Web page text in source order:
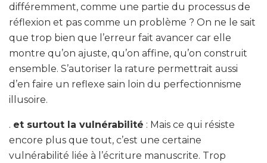
différemment, comme une partie du processus de
réflexion et pas comme un problème ? On ne le sait
que trop bien que l’erreur fait avancer car elle
montre qu’on ajuste, qu’on affine, qu’on construit
ensemble. S’autoriser la rature permettrait aussi
d’en faire un reflexe sain loin du perfectionnisme
illusoire.
. et surtout la vulnérabilité : Mais ce qui résiste
encore plus que tout, c’est une certaine
vulnérabilité liée à l’écriture manuscrite. Trop